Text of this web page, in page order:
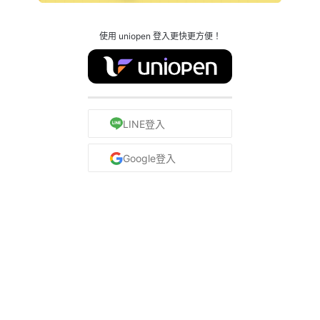
使用 uniopen 登入更快更方便！
LINE登入
Google登入